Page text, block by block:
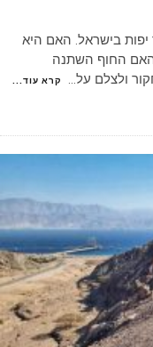
בישראל. האם היא
החוף השתנה
ולצלם על... קרא עוד...